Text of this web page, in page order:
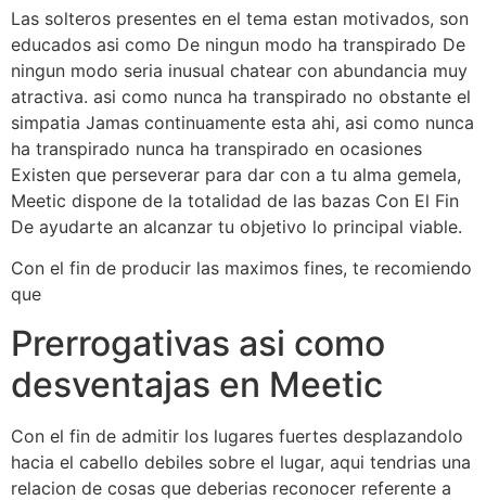
Las solteros presentes en el tema estan motivados, son
educados asi­ como De ningun modo ha transpirado De
ningun modo seri­a inusual chatear con abundancia muy
atractiva. asi­ como nunca ha transpirado no obstante el
simpatia Jamas continuamente esta ahi, asi­ como nunca
ha transpirado nunca ha transpirado en ocasiones
Existen que perseverar para dar con a tu alma gemela,
Meetic dispone de la totalidad de las bazas Con El Fin
De ayudarte an alcanzar tu objetivo lo principal viable.
Con el fin de producir las maximos fines, te recomiendo
que
Prerrogativas asi­ como
desventajas en Meetic
Con el fin de admitir los lugares fuertes desplazandolo
hacia el cabello debiles sobre el lugar, aqui tendri­as una
relacion de cosas que deberias reconocer referente a